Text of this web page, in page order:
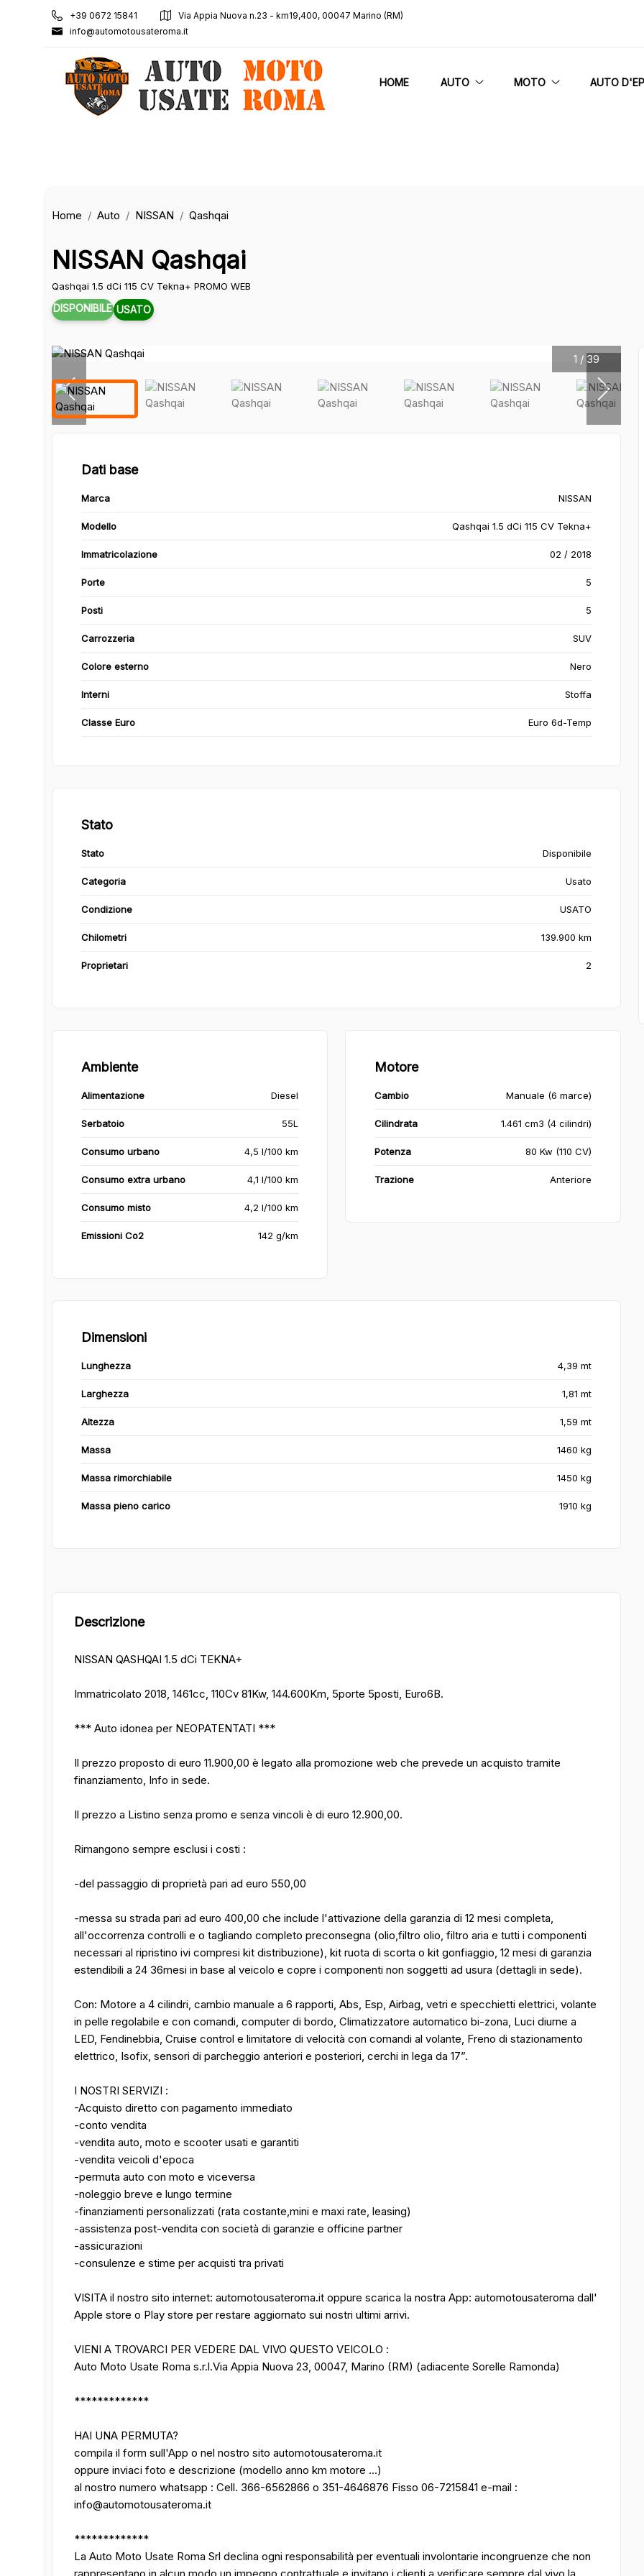
+39 0672 15841
Via Appia Nuova n.23 - km19,400, 00047 Marino (RM)
info@automotousateroma.it
HOME AUTO MOTO AUTO
Home Auto NISSAN Qashqai
NISSAN Qashqai
Qashqai 1.5 dCi 115 CV Tekna+ PROMO WEB
DISPONIBILE USATO
1 / 39
Dati base
Marca NISSAN
Modello Qashqai 1.5 dCi 115 CV Tekna+
Immatricolazione 02 / 2018
Porte 5
Posti 5
Carrozzeria SUV
Colore esterno Nero
Interni Stoffa
Classe Euro Euro 6d-Temp
Stato
Stato Disponibile
Categoria Usato
Condizione USATO
Chilometri 139.900 km
Proprietari 2
Ambiente
Alimentazione Diesel
Serbatoio 55L
Consumo urbano 4,5 l/100 km
Consumo extra urbano 4,1 l/100 km
Consumo misto 4,2 l/100 km
Emissioni Co2 142 g/km
Motore
Cambio Manuale (6 marce)
Cilindrata 1.461 cm3 (4 cilindri)
Potenza 80 Kw (110 CV)
Trazione Anteriore
Dimensioni
Lunghezza 4,39 mt
Larghezza 1,81 mt
Altezza 1,59 mt
Massa 1460 kg
Massa rimorchiabile 1450 kg
Massa pieno carico 1910 kg
Descrizione
NISSAN QASHQAI 1.5 dCi TEKNA+
Immatricolato 2018, 1461cc, 110Cv 81Kw, 144.600Km, 5porte 5posti, Euro6B.
*** Auto idonea per NEOPATENTATI ***
Il prezzo proposto di euro 11.900,00 è legato alla promozione web che prevede un acquisto tramite
finanziamento, Info in sede.
Il prezzo a Listino senza promo e senza vincoli è di euro 12.900,00.
Rimangono sempre esclusi i costi :
-del passaggio di proprietà pari ad euro 550,00
-messa su strada pari ad euro 400,00 che include l'attivazione della garanzia di 12 mesi completa,
all'occorrenza controlli e o tagliando completo preconsegna (olio,filtro olio, filtro aria e tutti i componenti
necessari al ripristino ivi compresi kit distribuzione), kit ruota di scorta o kit gonfiaggio, 12 mesi di garanzia
estendibili a 24 36mesi in base al veicolo e copre i componenti non soggetti ad usura (dettagli in sede).
Con: Motore a 4 cilindri, cambio manuale a 6 rapporti, Abs, Esp, Airbag, vetri e specchietti elettrici, volante
in pelle regolabile e con comandi, computer di bordo, Climatizzatore automatico bi-zona, Luci diurne a
LED, Fendinebbia, Cruise control e limitatore di velocità con comandi al volante, Freno di stazionamento
elettrico, Isofix, sensori di parcheggio anteriori e posteriori, cerchi in lega da 17”.
I NOSTRI SERVIZI :
-Acquisto diretto con pagamento immediato
-conto vendita
-vendita auto, moto e scooter usati e garantiti
-vendita veicoli d'epoca
-permuta auto con moto e viceversa
-noleggio breve e lungo termine
-finanziamenti personalizzati (rata costante,mini e maxi rate, leasing)
-assistenza post-vendita con società di garanzie e officine partner
-assicurazioni
-consulenze e stime per acquisti tra privati
VISITA il nostro sito internet: automotousateroma.it oppure scarica la nostra App: automotousateroma dall'
Apple store o Play store per restare aggiornato sui nostri ultimi arrivi.
VIENI A TROVARCI PER VEDERE DAL VIVO QUESTO VEICOLO :
Auto Moto Usate Roma s.r.l.Via Appia Nuova 23, 00047, Marino (RM) (adiacente Sorelle Ramonda)
*************
HAI UNA PERMUTA?
compila il form sull'App o nel nostro sito automotousateroma.it
oppure inviaci foto e descrizione (modello anno km motore ...)
al nostro numero whatsapp : Cell. 366-6562866 o 351-4646876 Fisso 06-7215841 e-mail :
info@automotousateroma.it
*************
La Auto Moto Usate Roma Srl declina ogni responsabilità per eventuali involontarie incongruenze che non